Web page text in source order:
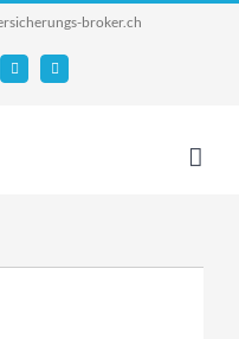
broker.ch
X Instagram